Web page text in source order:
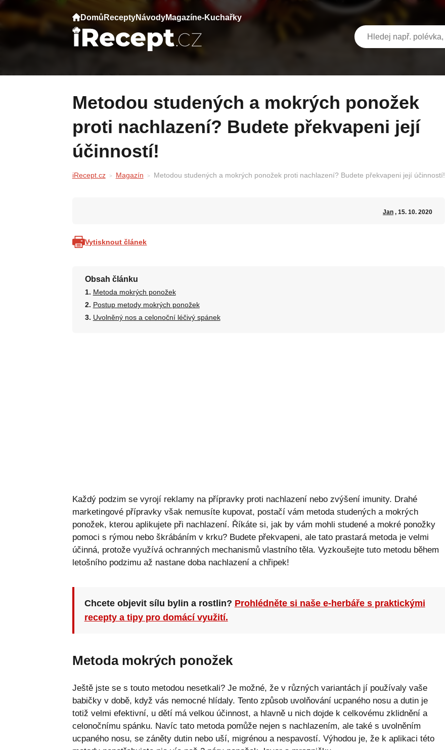
Domů ReceptyNávodyMagazíne-Kuchařky
Metodou studených a mokrých ponožek
proti nachlazení? Budete překvapeni její
účinností!
iRecept.cz Magazín Metodou studených a mokrých ponožek proti nachlazení? Budete překvapeni její účinností!
Jan, 15. 10. 2020
Vytisknout článek
Obsah článku
Metoda mokrých ponožek
Postup metody mokrých ponožek
Uvolněný nos a celonoční léčivý spánek
Každý podzim se vyrojí reklamy na přípravky proti nachlazení nebo zvýšení imunity. Drahé
marketingové přípravky však nemusíte kupovat, postačí vám metoda studených a mokrých
ponožek, kterou aplikujete při nachlazení. Říkáte si, jak by vám mohli studené a mokré ponožky
pomoci s rýmou nebo škrábáním v krku? Budete překvapeni, ale tato prastará metoda je velmi
účinná, protože využívá ochranných mechanismů vlastního těla. Vyzkoušejte tuto metodu během
letošního podzimu až nastane doba nachlazení a chřipek!
Chcete objevit sílu bylin a rostlin? Prohlédněte si naše e-herbáře s praktickými
recepty a tipy pro domácí využití.
Metoda mokrých ponožek
Ještě jste se s touto metodou nesetkali? Je možné, že v různých variantách jí používaly vaše
babičky v době, když vás nemocné hlídaly. Tento způsob uvolňování ucpaného nosu a dutin je
totiž velmi efektivní, u dětí má velkou účinnost, a hlavně u nich dojde k celkovému zklidnění a
celonočnímu spánku. Navíc tato metoda pomůže nejen s nachlazením, ale také s uvolněním
ucpaného nosu, se záněty dutin nebo uší, migrénou a nespavostí. Výhodou je, že k aplikaci této